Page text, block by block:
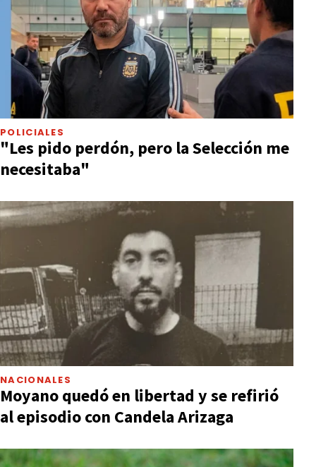
POLICIALES
"Les pido perdón, pero la Selección me
necesitaba"
NACIONALES
Moyano quedó en libertad y se refirió
al episodio con Candela Arizaga